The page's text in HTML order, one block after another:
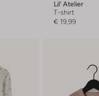
Lil' Atelier
T-shirt
€ 19,99